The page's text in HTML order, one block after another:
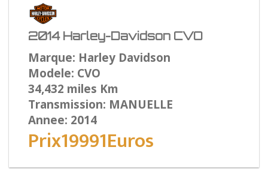
2014 Harley-Davidson CVO
Marque: Harley Davidson
Modele: CVO
34,432 miles Km
Transmission: MANUELLE
Annee: 2014
Prix19991Euros